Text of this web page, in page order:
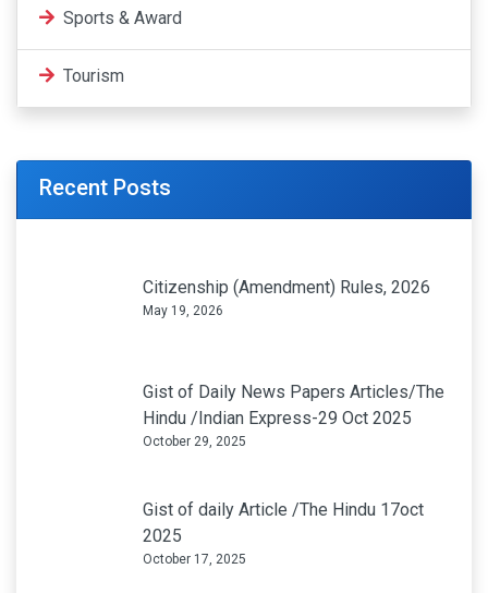
Sports & Award
Tourism
Recent Posts
May 19, 2026
October 29, 2025
Gist of daily Article /The Hindu 17oct
Daily Gist of the Hindu/Indian Express :
16 Oct 2025